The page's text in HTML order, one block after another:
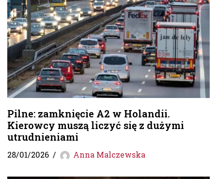
Pilne: zamknięcie A2 w Holandii.
Kierowcy muszą liczyć się z dużymi
utrudnieniami
28/01/2026 Anna Malczewska